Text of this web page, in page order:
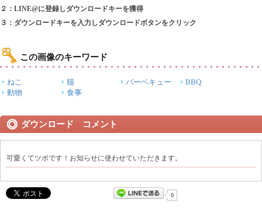
２：LINE@に登録しダウンロードキーを獲得
３：ダウンロードキーを入力しダウンロードボタンをクリック
この画像のキーワード
ねこ 猫 バーベキュー
BBQ
動物
食事
ダウンロード コメント
可愛くてツボです！お知らせに使わせていただきます。
0